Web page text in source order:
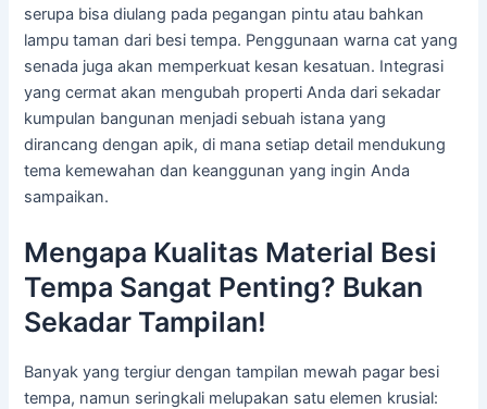
serupa bisa diulang pada pegangan pintu atau bahkan
lampu taman dari besi tempa. Penggunaan warna cat yang
senada juga akan memperkuat kesan kesatuan. Integrasi
yang cermat akan mengubah properti Anda dari sekadar
kumpulan bangunan menjadi sebuah istana yang
dirancang dengan apik, di mana setiap detail mendukung
tema kemewahan dan keanggunan yang ingin Anda
sampaikan.
Mengapa Kualitas Material Besi
Tempa Sangat Penting? Bukan
Sekadar Tampilan!
Banyak yang tergiur dengan tampilan mewah pagar besi
tempa, namun seringkali melupakan satu elemen krusial: